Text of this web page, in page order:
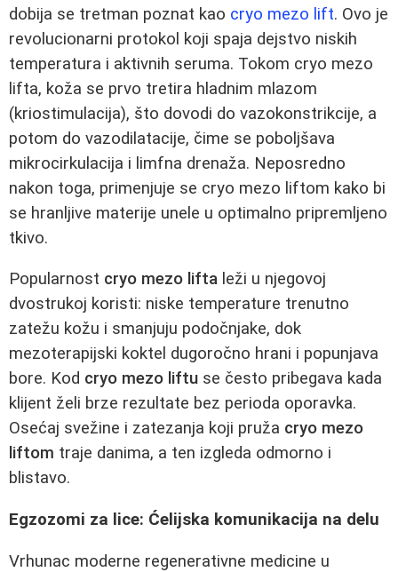
dobija se tretman poznat kao cryo mezo lift. Ovo je
revolucionarni protokol koji spaja dejstvo niskih
temperatura i aktivnih seruma. Tokom cryo mezo
lifta, koža se prvo tretira hladnim mlazom
(kriostimulacija), što dovodi do vazokonstrikcije, a
potom do vazodilatacije, čime se poboljšava
mikrocirkulacija i limfna drenaža. Neposredno
nakon toga, primenjuje se cryo mezo liftom kako bi
se hranljive materije unele u optimalno pripremljeno
tkivo.
Popularnost cryo mezo lifta leži u njegovoj
dvostrukoj koristi: niske temperature trenutno
zatežu kožu i smanjuju podočnjake, dok
mezoterapijski koktel dugoročno hrani i popunjava
bore. Kod cryo mezo liftu se često pribegava kada
klijent želi brze rezultate bez perioda oporavka.
Osećaj svežine i zatezanja koji pruža cryo mezo
liftom traje danima, a ten izgleda odmorno i
blistavo.
Egzozomi za lice: Ćelijska komunikacija na delu
Vrhunac moderne regenerativne medicine u